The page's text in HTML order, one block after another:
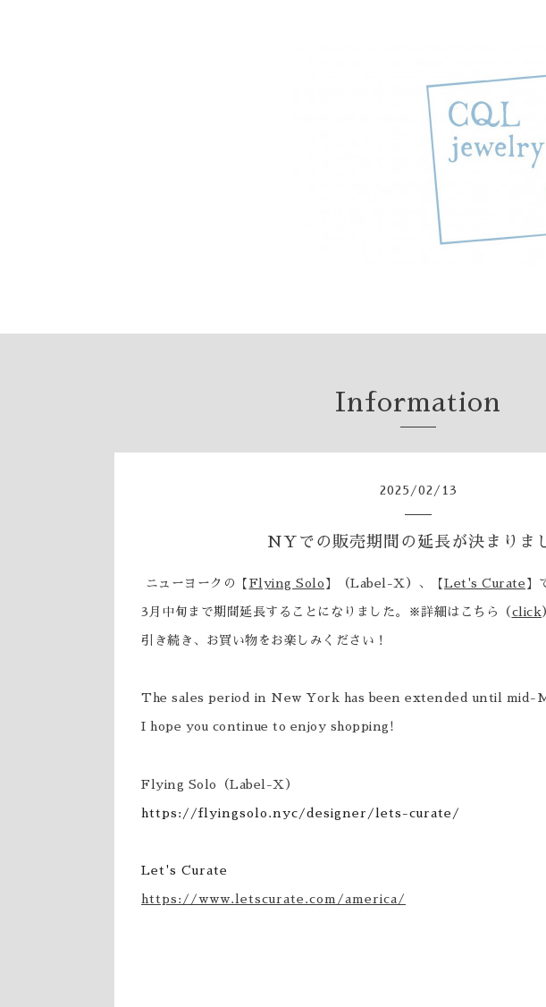
Information
2025 /02 / 13
NYでの販売期間の延長が決まりま
ニューヨークの【 Flying Solo 】（Label-X）、【 Let's Curate 】
3月中旬まで期間延長することになりました。※詳細はこちら（ click
引き続き、お買い物をお楽しみください！
The sales period in New York has been extended until mid-
I hope you continue to enjoy shopping!
Flying Solo（Label-X）
https://flyingsolo.nyc/designer/lets-curate/
Let's Curate
https://www.letscurate.com/america/